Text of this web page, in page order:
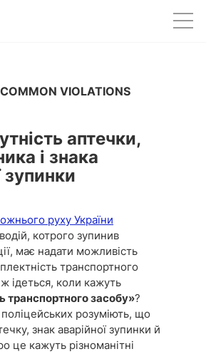
VIOLATIONS
аптечки,
і знака
зупинки
руху України
котрого зупинив
має надати можливість
транспортного
ідеться, коли кажуть
транспортного засобу»?
поліцейських розуміють, що
знак аварійної зупинки й
це кажуть різноманітні